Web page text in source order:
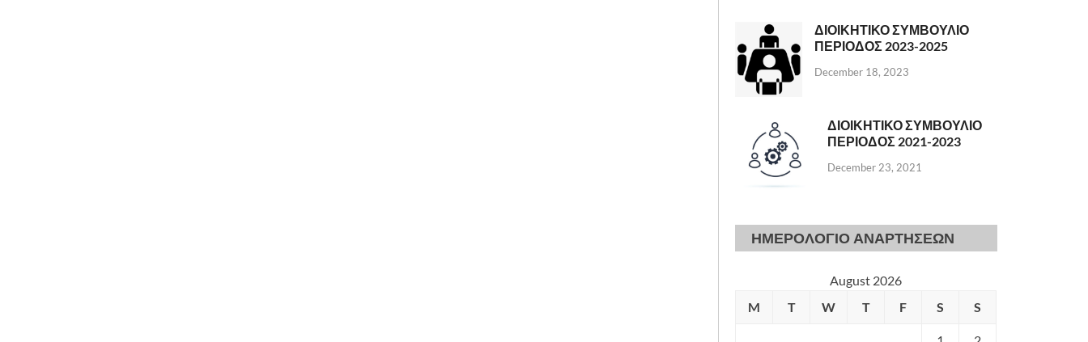
ΔΙΟΙΚΗΤΙΚΟ ΣΥΜΒΟΥΛΙΟ
ΠΕΡΙΟΔΟΣ 2023-2025
December 18, 2023
ΔΙΟΙΚΗΤΙΚΟ ΣΥΜΒΟΥΛΙΟ
ΠΕΡΙΟΔΟΣ 2021-2023
December 23, 2021
ΗΜΕΡΟΛΟΓΙΟ ΑΝΑΡΤΗΣΕΩΝ
August 2026
M
T W T F S S